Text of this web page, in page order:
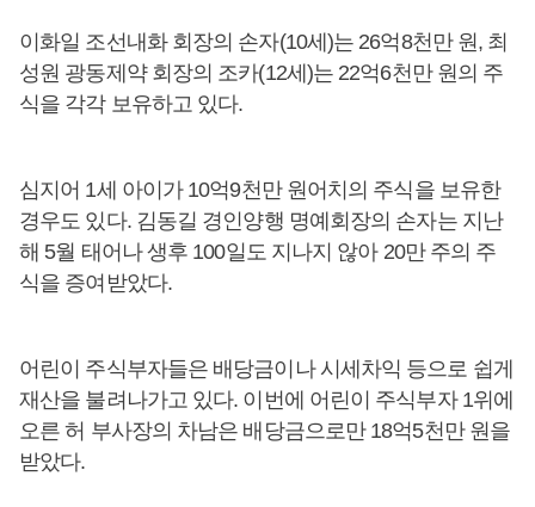
이화일 조선내화 회장의 손자(10세)는 26억8천만 원, 최
성원 광동제약 회장의 조카(12세)는 22억6천만 원의 주
식을 각각 보유하고 있다.
심지어 1세 아이가 10억9천만 원어치의 주식을 보유한
경우도 있다. 김동길 경인양행 명예회장의 손자는 지난
해 5월 태어나 생후 100일도 지나지 않아 20만 주의 주
식을 증여받았다.
어린이 주식부자들은 배당금이나 시세차익 등으로 쉽게
재산을 불려나가고 있다. 이번에 어린이 주식부자 1위에
오른 허 부사장의 차남은 배당금으로만 18억5천만 원을
받았다.